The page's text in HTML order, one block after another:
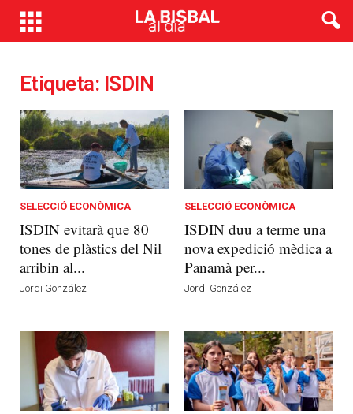
Etiqueta: ISDIN
SELECCIÓ ECONÒMICA
ISDIN evitarà que 80
tones de plàstics del Nil
arribin al...
Jordi González
SELECCIÓ ECONÒMICA
ISDIN duu a terme una
nova expedició mèdica a
Panamà per...
Jordi González